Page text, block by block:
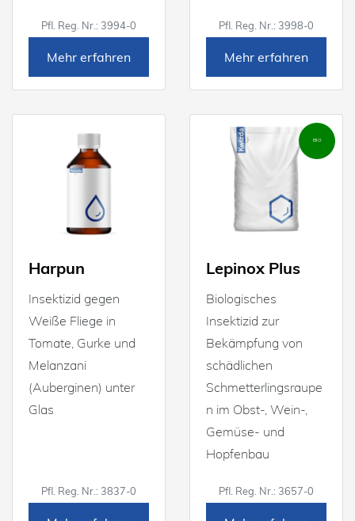
Pfl. Reg. Nr.: 3994-0
Mehr erfahren
Pfl. Reg. Nr.: 3998-0
Mehr erfahren
Harpun
Insektizid gegen
Weiße Fliege in
Tomate, Gurke und
Melanzani
(Auberginen) unter
Glas
Pfl. Reg. Nr.: 3837-0
BIO
Lepinox Plus
Biologisches
Insektizid zur
Bekämpfung von
schädlichen
Schmetterlingsraupe
n im Obst-, Wein-,
Gemüse- und
Hopfenbau
Pfl. Reg. Nr.: 3657-0